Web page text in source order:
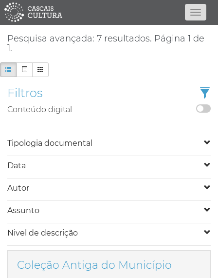
Pesquisa avançada: 7 resultados. Página 1 de
1.
Filtros
Conteúdo digital
Tipologia documental
Data
Autor
Assunto
Nivel de descrição
Coleção Antiga do Município